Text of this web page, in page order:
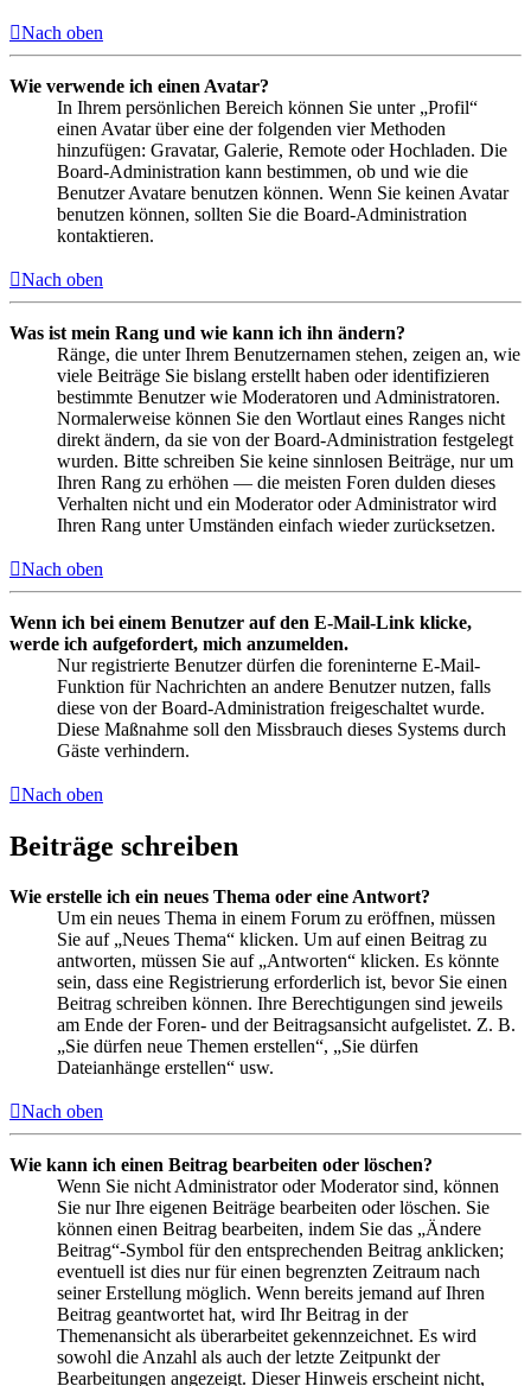
Nach oben
Wie verwende ich einen Avatar?
In Ihrem persönlichen Bereich können Sie unter „Profil“
einen Avatar über eine der folgenden vier Methoden
hinzufügen: Gravatar, Galerie, Remote oder Hochladen. Die
Board-Administration kann bestimmen, ob und wie die
Benutzer Avatare benutzen können. Wenn Sie keinen Avatar
benutzen können, sollten Sie die Board-Administration
kontaktieren.
Nach oben
Was ist mein Rang und wie kann ich ihn ändern?
Ränge, die unter Ihrem Benutzernamen stehen, zeigen an, wie
viele Beiträge Sie bislang erstellt haben oder identifizieren
bestimmte Benutzer wie Moderatoren und Administratoren.
Normalerweise können Sie den Wortlaut eines Ranges nicht
direkt ändern, da sie von der Board-Administration festgelegt
wurden. Bitte schreiben Sie keine sinnlosen Beiträge, nur um
Ihren Rang zu erhöhen — die meisten Foren dulden dieses
Verhalten nicht und ein Moderator oder Administrator wird
Ihren Rang unter Umständen einfach wieder zurücksetzen.
Nach oben
Wenn ich bei einem Benutzer auf den E-Mail-Link klicke,
werde ich aufgefordert, mich anzumelden.
Nur registrierte Benutzer dürfen die foreninterne E-Mail-
Funktion für Nachrichten an andere Benutzer nutzen, falls
diese von der Board-Administration freigeschaltet wurde.
Diese Maßnahme soll den Missbrauch dieses Systems durch
Gäste verhindern.
Nach oben
Beiträge schreiben
Wie erstelle ich ein neues Thema oder eine Antwort?
Um ein neues Thema in einem Forum zu eröffnen, müssen
Sie auf „Neues Thema“ klicken. Um auf einen Beitrag zu
antworten, müssen Sie auf „Antworten“ klicken. Es könnte
sein, dass eine Registrierung erforderlich ist, bevor Sie einen
Beitrag schreiben können. Ihre Berechtigungen sind jeweils
am Ende der Foren- und der Beitragsansicht aufgelistet. Z. B.
„Sie dürfen neue Themen erstellen“, „Sie dürfen
Dateianhänge erstellen“ usw.
Nach oben
Wie kann ich einen Beitrag bearbeiten oder löschen?
Wenn Sie nicht Administrator oder Moderator sind, können
Sie nur Ihre eigenen Beiträge bearbeiten oder löschen. Sie
können einen Beitrag bearbeiten, indem Sie das „Ändere
Beitrag“-Symbol für den entsprechenden Beitrag anklicken;
eventuell ist dies nur für einen begrenzten Zeitraum nach
seiner Erstellung möglich. Wenn bereits jemand auf Ihren
Beitrag geantwortet hat, wird Ihr Beitrag in der
Themenansicht als überarbeitet gekennzeichnet. Es wird
sowohl die Anzahl als auch der letzte Zeitpunkt der
Bearbeitungen angezeigt. Dieser Hinweis erscheint nicht,